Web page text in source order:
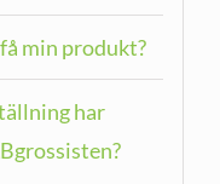
min produkt?
har